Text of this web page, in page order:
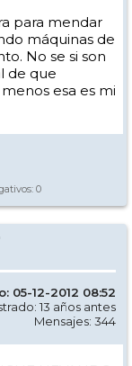
para mendar
máquinas de
No se si son
de que
esa es mi
0
05-12-2012 08:52
13 años antes
Mensajes: 344